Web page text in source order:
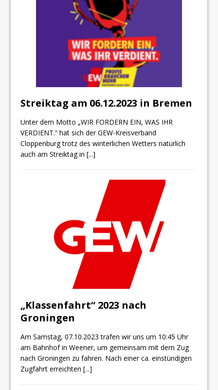
Streiktag am 06.12.2023 in Bremen
Unter dem Motto „WIR FORDERN EIN, WAS IHR
VERDIENT.“ hat sich der GEW-Kreisverband
Cloppenburg trotz des winterlichen Wetters natürlich
auch am Streiktag in[...]
„Klassenfahrt“ 2023 nach
Groningen
Am Samstag, 07.10.2023 trafen wir uns um 10:45 Uhr
am Bahnhof in Weener, um gemeinsam mit dem Zug
nach Groningen zu fahren. Nach einer ca. einstündigen
Zugfahrt erreichten[...]